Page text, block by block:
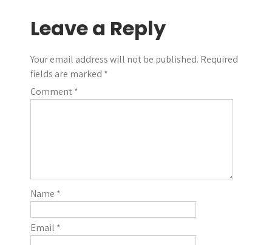
Leave a Reply
Your email address will not be published. Required
fields are marked *
Comment*
Name *
Email *